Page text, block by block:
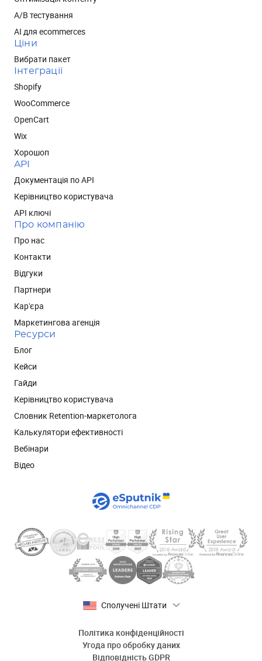
А/В тестування
AI для ecommerces
Ціни
Вибрати пакет
Інтеграції
Shopify
WooCommerce
OpenCart
Wix
Хорошоп
API
Документація по API
Керівництво користувача
API ключі
Про компанію
Про нас
Контакти
Відгуки
Партнери
Кар'єра
Маркетингова агенція
Ресурси
Блог
Кейси
Гайди
Керівництво користувача
Словник Retention-маркетолога
Калькулятори ефективності
Вебінари
Відео
Сполучені Штати
Політика конфіденційності
Угода про обробку даних
Відповідність GDPR